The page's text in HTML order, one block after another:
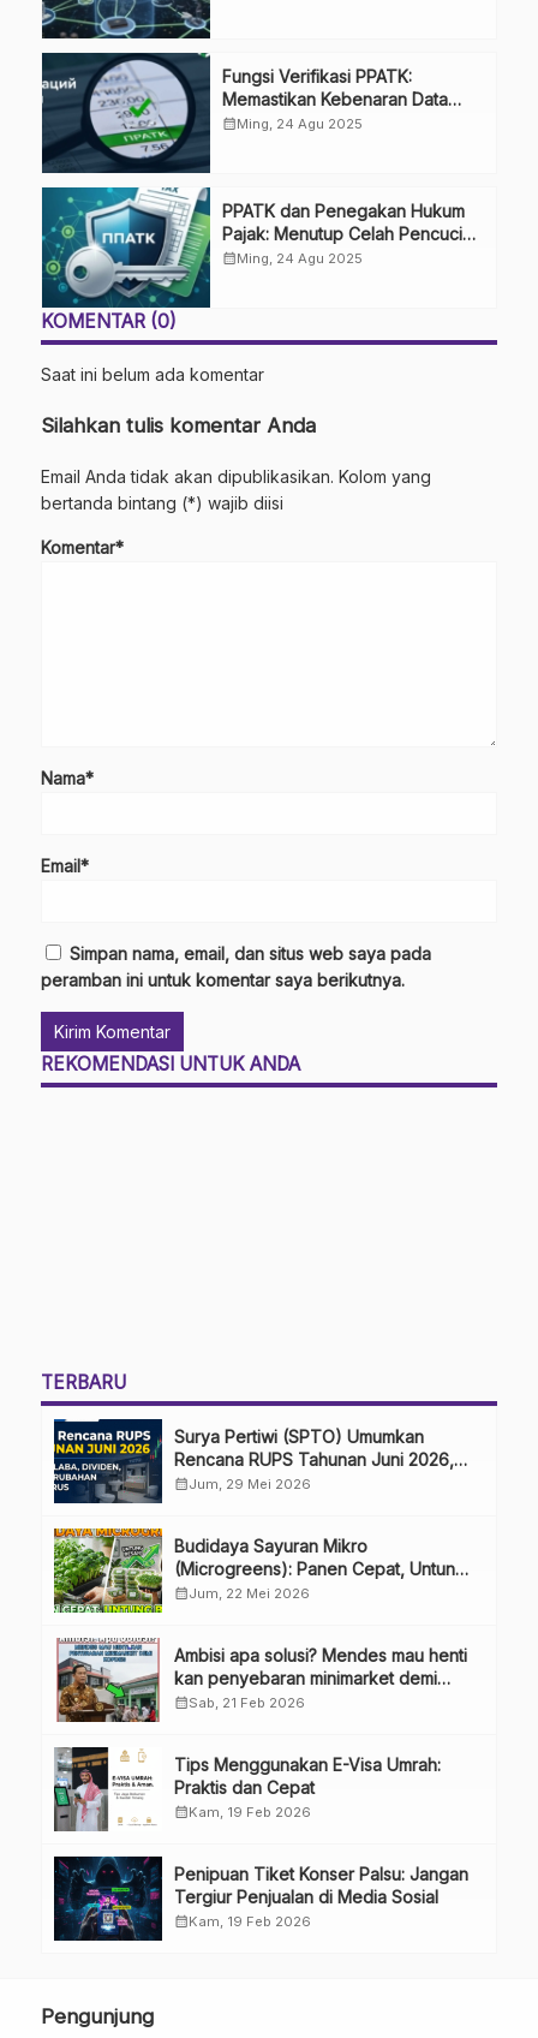
Fungsi Verifikasi PPATK:
Memastikan Kebenaran Data
Laporan
calendar_monthMing, 24 Agu 2025
PPATK dan Penegakan Hukum
Pajak: Menutup Celah Pencucian
Uang
calendar_monthMing, 24 Agu 2025
KOMENTAR (0)
Saat ini belum ada komentar
Silahkan tulis komentar Anda
Email Anda tidak akan dipublikasikan. Kolom yang
bertanda bintang (*) wajib diisi
Komentar*
Nama*
Email*
Simpan nama, email, dan situs web saya pada
peramban ini untuk komentar saya berikutnya.
REKOMENDASI UNTUK ANDA
TERBARU
Surya Pertiwi (SPTO) Umumkan
Rencana RUPS Tahunan Juni 2026,
Bahas Penggunaan Laba Hingga
calendar_monthJum, 29 Mei 2026
Budidaya Sayuran Mikro
(Microgreens): Panen Cepat, Untung
Besar
calendar_monthJum, 22 Mei 2026
Ambisi apa solusi? Mendes mau henti
kan penyebaran minimarket demi
kopdes.
calendar_monthSab, 21 Feb 2026
Tips Menggunakan E-Visa Umrah:
Praktis dan Cepat
calendar_monthKam, 19 Feb 2026
Penipuan Tiket Konser Palsu: Jangan
Tergiur Penjualan di Media Sosial
calendar_monthKam, 19 Feb 2026
Pengunjung